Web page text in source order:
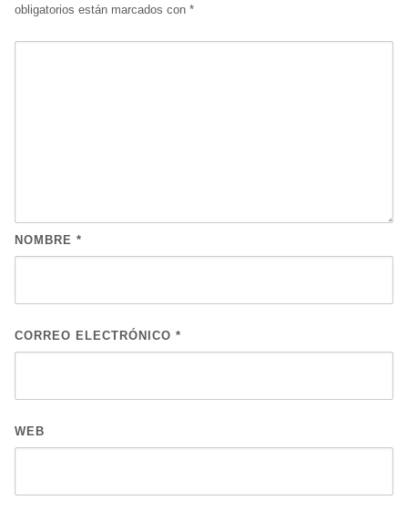
obligatorios están marcados con *
NOMBRE *
CORREO ELECTRÓNICO *
WEB